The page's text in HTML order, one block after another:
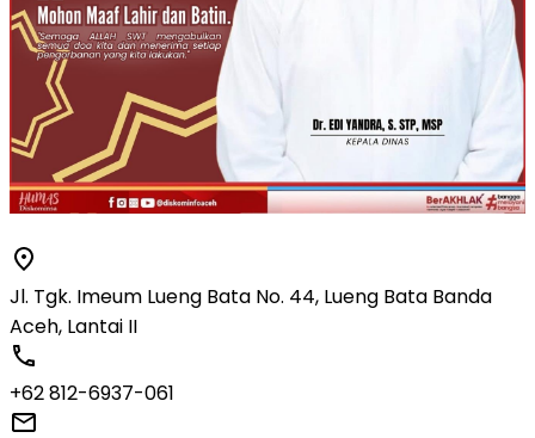
Jl. Tgk. Imeum Lueng Bata No. 44, Lueng Bata Banda
Aceh, Lantai II
+62 812-6937-061